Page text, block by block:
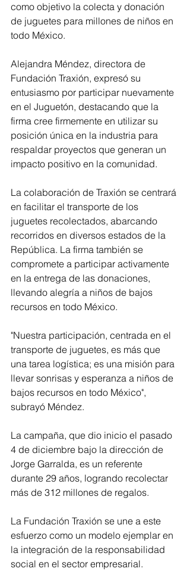
como objetivo la colecta y donación
de juguetes para millones de niños en
todo México.
Alejandra Méndez, directora de
Fundación Traxión, expresó su
entusiasmo por participar nuevamente
en el Juguetón, destacando que la
firma cree firmemente en utilizar su
posición única en la industria para
respaldar proyectos que generan un
impacto positivo en la comunidad.
La colaboración de Traxión se centrará
en facilitar el transporte de los
juguetes recolectados, abarcando
recorridos en diversos estados de la
República. La firma también se
compromete a participar activamente
en la entrega de las donaciones,
llevando alegría a niños de bajos
recursos en todo México.
"Nuestra participación, centrada en el
transporte de juguetes, es más que
una tarea logística; es una misión para
llevar sonrisas y esperanza a niños de
bajos recursos en todo México",
subrayó Méndez.
La campaña, que dio inicio el pasado
4 de diciembre bajo la dirección de
Jorge Garralda, es un referente
durante 29 años, logrando recolectar
más de 312 millones de regalos.
La Fundación Traxión se une a este
esfuerzo como un modelo ejemplar en
la integración de la responsabilidad
social en el sector empresarial.